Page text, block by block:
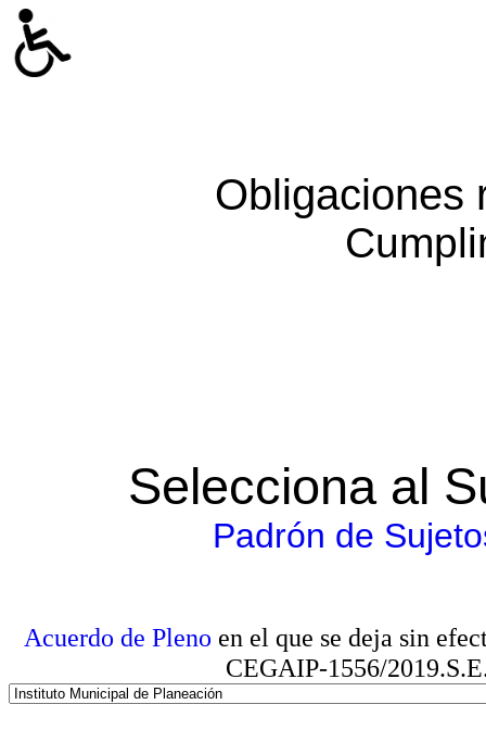
Obligaciones
Selecciona al
Padrón de
Acuerdo de Pleno en el que se deja sin
CEGAIP-1556/